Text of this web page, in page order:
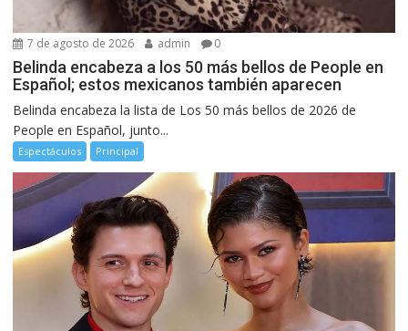
7 de agosto de 2026 admin 0
Belinda encabeza a los 50 más bellos de People en
Español; estos mexicanos también aparecen
Belinda encabeza la lista de Los 50 más bellos de 2026 de
People en Español, junto...
Espectáculos Principal